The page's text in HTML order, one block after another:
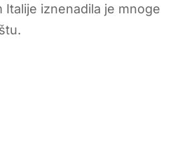
iznenadila je mnoge